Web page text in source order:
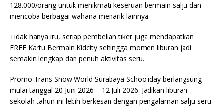
128.000/orang untuk menikmati keseruan bermain salju dan
mencoba berbagai wahana menarik lainnya.
Tidak hanya itu, setiap pembelian tiket juga mendapatkan
FREE Kartu Bermain Kidcity sehingga momen liburan jadi
semakin lengkap dan penuh aktivitas seru.
Promo Trans Snow World Surabaya Schooliday berlangsung
mulai tanggal 20 Juni 2026 – 12 Juli 2026. Jadikan liburan
sekolah tahun ini lebih berkesan dengan pengalaman salju seru